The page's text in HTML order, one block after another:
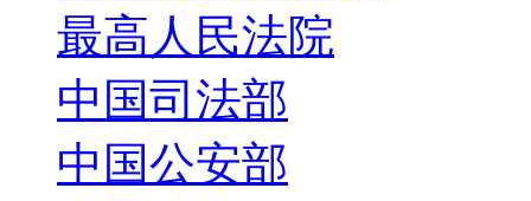
最高人民法院
中国司法部
中国公安部